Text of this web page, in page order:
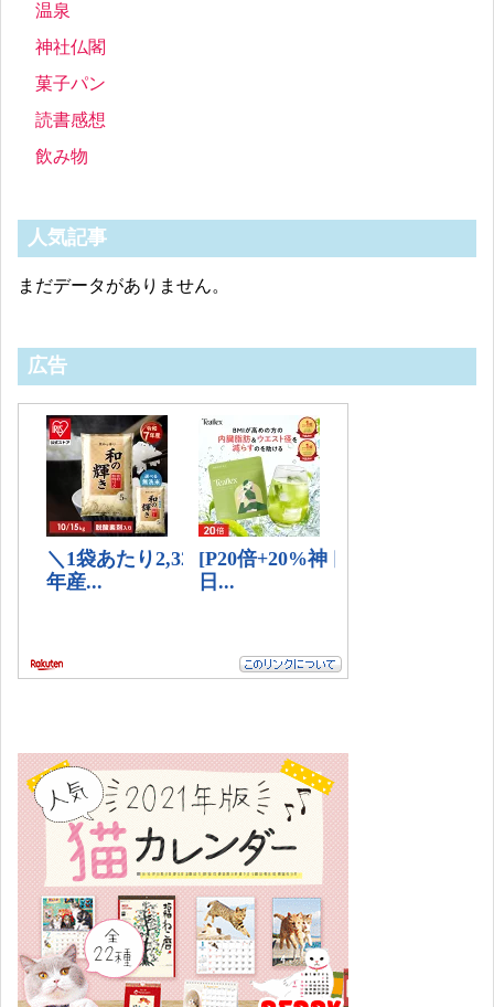
温泉
神社仏閣
菓子パン
読書感想
飲み物
人気記事
まだデータがありません。
広告